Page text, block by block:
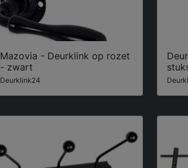
Mazovia - Deurklink op rozet
- zwart
Deurklink24